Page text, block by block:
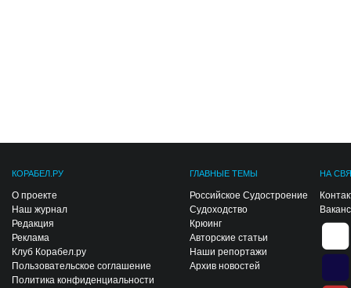
КОРАБЕЛ.РУ
О проекте
Наш журнал
Редакция
Реклама
Клуб Корабел.ру
Пользовательское соглашение
Политика конфиденциальности
ГЛАВНЫЕ ТЕМЫ
Российское Судостроение
Судоходство
Крюинг
Авторские статьи
Наши репортажи
Архив новостей
НА